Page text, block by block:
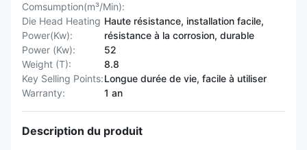
Comsumption(m³/Min):
Die Head Heating
Power(Kw):
Haute résistance, installation facile,
résistance à la corrosion, durable
Power (Kw):
52
Weight (T):
8.8
Key Selling Points:Longue durée de vie, facile à utiliser
Warranty:
1 an
Description du produit